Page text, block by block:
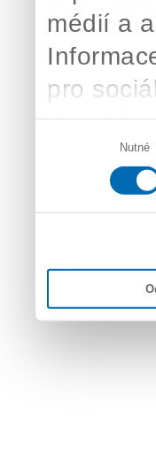
médií a
pro
kteréNutné